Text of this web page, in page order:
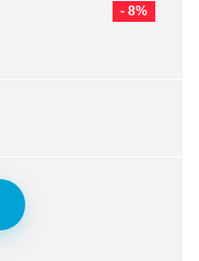
- 8%